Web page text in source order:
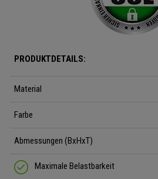
PRODUKTDETAILS:
Material
Farbe
Abmessungen (BxHxT)
Maximale Belastbarkeit